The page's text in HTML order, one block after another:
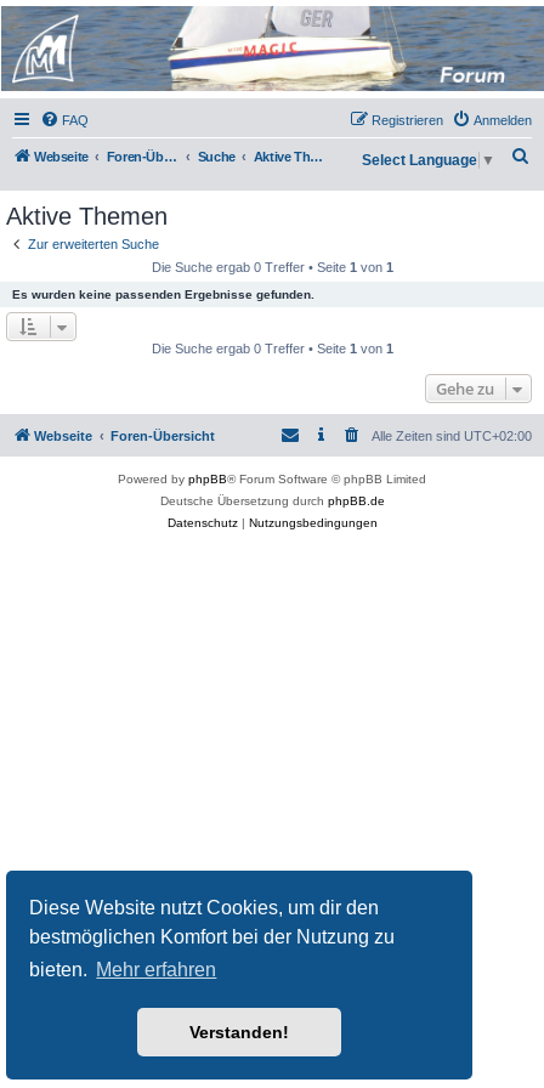
Diese Website nutzt Cookies, um dir den
bestmöglichen Komfort bei der Nutzung zu
bieten. Mehr erfahren
Verstanden!
Micro Magic Forum
Deutschland
FAQ Anmelden
Registrieren
Webseite Foren-Übersicht Suche Aktive Themen Select Language ▼
Aktive Themen
Zur erweiterten Suche
Die Suche ergab 0 Treffer • Seite 1 von 1
Es wurden keine passenden Ergebnisse gefunden.
Die Suche ergab 0 Treffer • Seite 1 von 1
Gehe zu
Webseite Foren-Übersicht Alle Zeiten sind UTC+02:00
Powered by phpBB® Forum Software © phpBB Limited
Deutsche Übersetzung durch phpBB.de
Datenschutz| Nutzungsbedingungen